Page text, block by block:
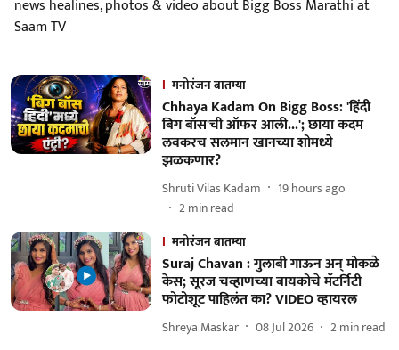
news healines, photos & video about Bigg Boss Marathi at
Saam TV
मनोरंजन बातम्या
Chhaya Kadam On Bigg Boss: 'हिंदी
बिग बॉस'ची ऑफर आली...'; छाया कदम
लवकरच सलमान खानच्या शोमध्ये
झळकणार?
Shruti Vilas Kadam
19 hours ago
2min read
मनोरंजन बातम्या
Suraj Chavan : गुलाबी गाऊन अन् मोकळे
केस; सूरज चव्हाणच्या बायकोचे मॅटर्निटी
फोटोशूट पाहिलंत का? VIDEO व्हायरल
Shreya Maskar 08 Jul 2026 2min read